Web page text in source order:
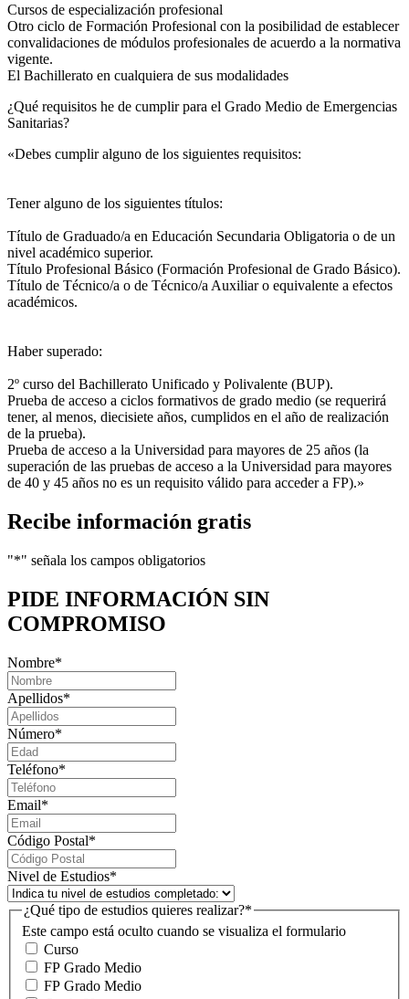
Cursos de especialización profesional
Otro ciclo de Formación Profesional con la posibilidad de establecer
convalidaciones de módulos profesionales de acuerdo a la normativa
vigente.
El Bachillerato en cualquiera de sus modalidades
¿Qué requisitos he de cumplir para el Grado Medio de Emergencias
Sanitarias?
«Debes cumplir alguno de los siguientes requisitos:
Tener alguno de los siguientes títulos:
Título de Graduado/a en Educación Secundaria Obligatoria o de un
nivel académico superior.
Título Profesional Básico (Formación Profesional de Grado Básico).
Título de Técnico/a o de Técnico/a Auxiliar o equivalente a efectos
académicos.
Haber superado:
2º curso del Bachillerato Unificado y Polivalente (BUP).
Prueba de acceso a ciclos formativos de grado medio (se requerirá
tener, al menos, diecisiete años, cumplidos en el año de realización
de la prueba).
Prueba de acceso a la Universidad para mayores de 25 años (la
superación de las pruebas de acceso a la Universidad para mayores
de 40 y 45 años no es un requisito válido para acceder a FP).»
Recibe información gratis
"*" señala los campos obligatorios
PIDE INFORMACIÓN SIN
COMPROMISO
Nombre*
Apellidos*
Número*
Teléfono*
Email*
Código Postal*
Nivel de Estudios*
Este campo está oculto cuando se visualiza el formulario
¿Qué tipo de estudios quieres realizar?*
Curso
FP Grado Medio
FP Grado Medio